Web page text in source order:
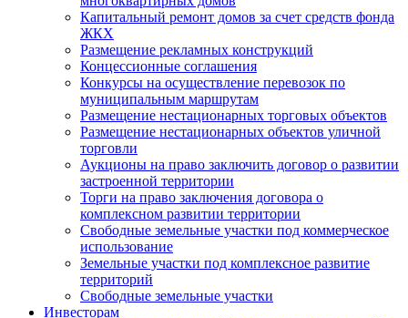
Капитальный ремонт домов за счет средств фонда
ЖКХ
Размещение рекламных конструкций
Концессионные соглашения
Конкурсы на осуществление перевозок по
муниципальным маршрутам
Размещение нестационарных торговых объектов
Размещение нестационарных объектов уличной
торговли
Аукционы на право заключить договор о развитии
застроенной территории
Торги на право заключения договора о
комплексном развитии территории
Свободные земельные участки под коммерческое
использование
Земельные участки под комплексное развитие
территорий
Свободные земельные участки
Инвесторам